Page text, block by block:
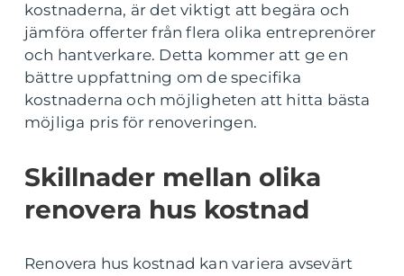
kostnaderna, är det viktigt att begära och
jämföra offerter från flera olika entreprenörer
och hantverkare. Detta kommer att ge en
bättre uppfattning om de specifika
kostnaderna och möjligheten att hitta bästa
möjliga pris för renoveringen.
Skillnader mellan olika
renovera hus kostnad
Renovera hus kostnad kan variera avsevärt